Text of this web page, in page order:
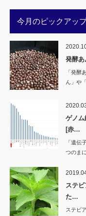
ド
ウ
で
き
ま
す)
さ
(新
い
ウ
ン
ド
ウ
で
開
き
ま
今月のピックアッ
発酵
「発酵
ん」や
ゲノ
[赤…
「遺伝
つのま
ステ
た…
ステビ